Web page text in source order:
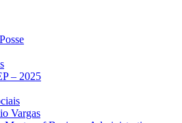
– 2025
Vargas